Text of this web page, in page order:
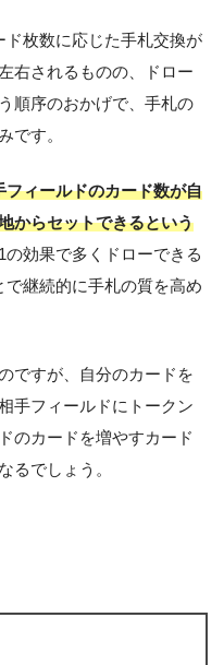
枚数に応じた手札交換が
右されるものの、ドロー
順序のおかげで、手札の
です。
ィールドのカード数が自
からセットできるという
効果で多くドローできる
継続的に手札の質を高め
ですが、自分のカードを
手フィールドにトークン
のカードを増やすカード
るでしょう。